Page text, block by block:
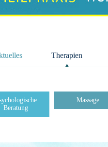
Therapien
Beratung
Massage